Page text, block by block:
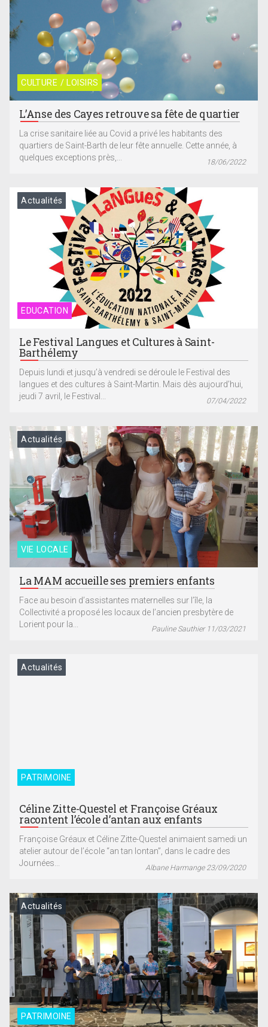
CULTURE / LOISIRS
L’Anse des Cayes retrouve sa fête de quartier
La crise sanitaire liée au Covid a privé les habitants des
quartiers de Saint-Barth de leur fête annuelle. Cette année, à
quelques exceptions près,...
18/06/2022
EDUCATION
Actualités
Le Festival Langues et Cultures à Saint-
Barthélemy
Depuis lundi et jusqu’à vendredi se déroule le Festival des
langues et des cultures à Saint-Martin. Mais dès aujourd’hui,
jeudi 7 avril, le Festival...
07/04/2022
VIE LOCALE
Actualités
La MAM accueille ses premiers enfants
Face au besoin d’assistantes maternelles sur l’île, la
Collectivité a proposé les locaux de l’ancien presbytère de
Lorient pour la...
Pauline Sauthier 11/03/2021
PATRIMOINE
Actualités
Céline Zitte-Questel et Françoise Gréaux
racontent l’école d’antan aux enfants
Françoise Gréaux et Céline Zitte-Questel animaient samedi un
atelier autour de l’école “an tan lontan”, dans le cadre des
Journées...
Albane Harmange 23/09/2020
PATRIMOINE
Actualités